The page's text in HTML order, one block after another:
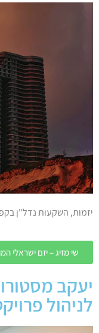
יזמות, השקעות נדל"ן
שי מזיג – יזם ישראלי
יעקב
לניהול